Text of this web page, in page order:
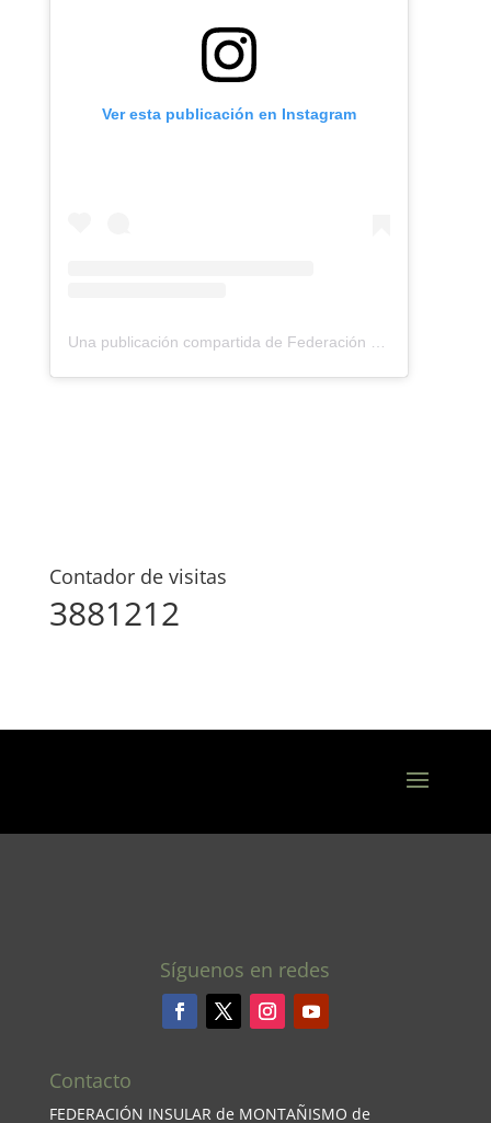
Ver esta publicación en Instagram
Una publicación compartida de Federación Montañismo Tenerife (@federacion_montanismo_tenerife)
Contador de visitas
3881212
Síguenos en redes
Contacto
FEDERACIÓN INSULAR de MONTAÑISMO de